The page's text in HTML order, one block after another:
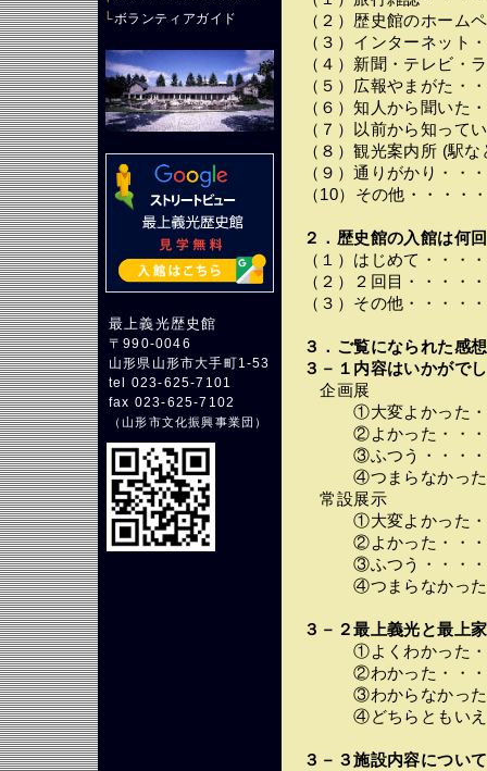
└ボランティアガイド
最上義光歴史館
〒990-0046
山形県山形市大手町1-53
tel 023-625-7101
fax 023-625-7102
（山形市文化振興事業団 ）
（２）歴史館のホーム
（３）インターネット
（４）新聞・テレビ・
（５）広報やまがた・
（６）知人から聞いた
（７）以前から知って
（８）観光案内所 (駅
（９）通りがかり・・
（10）その他・・・・
２．歴史館の入館は何
（１）はじめて・・・
（２）２回目・・・・
（３）その他・・・・
３．ご覧になられた感想
３－１内容はいかがで
企画展
①大変よかった・・
②よかった・・・・
③ふつう・・・・・
④つまらなかった・
常設展示
①大変よかった・・
②よかった・・・・
③ふつう・・・・・
④つまらなかった・
３－２最上義光と最上
①よくわかった・・
②わかった・・・・
③わからなかった・
④どちらともいえな
３－３施設内容について